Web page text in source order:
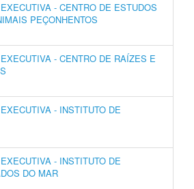
- CENTRO DE ESTUDOS
PEÇONHENTOS
- CENTRO DE RAÍZES E
- INSTITUTO DE
- INSTITUTO DE
DO MAR